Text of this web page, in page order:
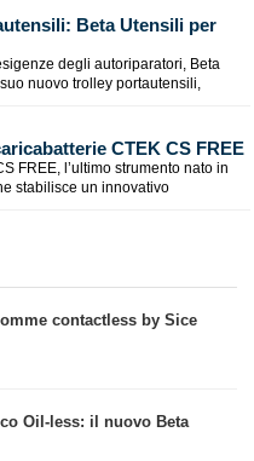
Beta Utensili per
degli autoriparatori, Beta
nuovo trolley portautensili,
CTEK CS FREE
FREE, l’ultimo strumento nato in
stabilisce un innovativo
contactless by Sice
Oil-less: il nuovo Beta